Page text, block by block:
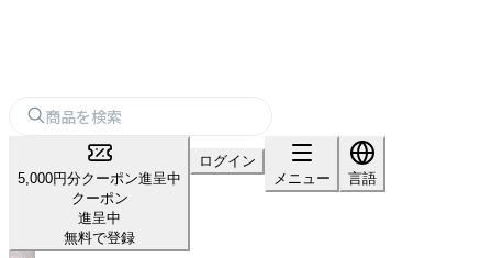
5,000円分クーポン進呈中
クーポン
進呈中
無料で登録
ログイン
メニュー
言語